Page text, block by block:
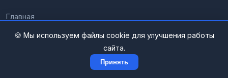
Главная
О проекте
🍪 Мы используем файлы cookie для улучшения работы
сайта.
Принять